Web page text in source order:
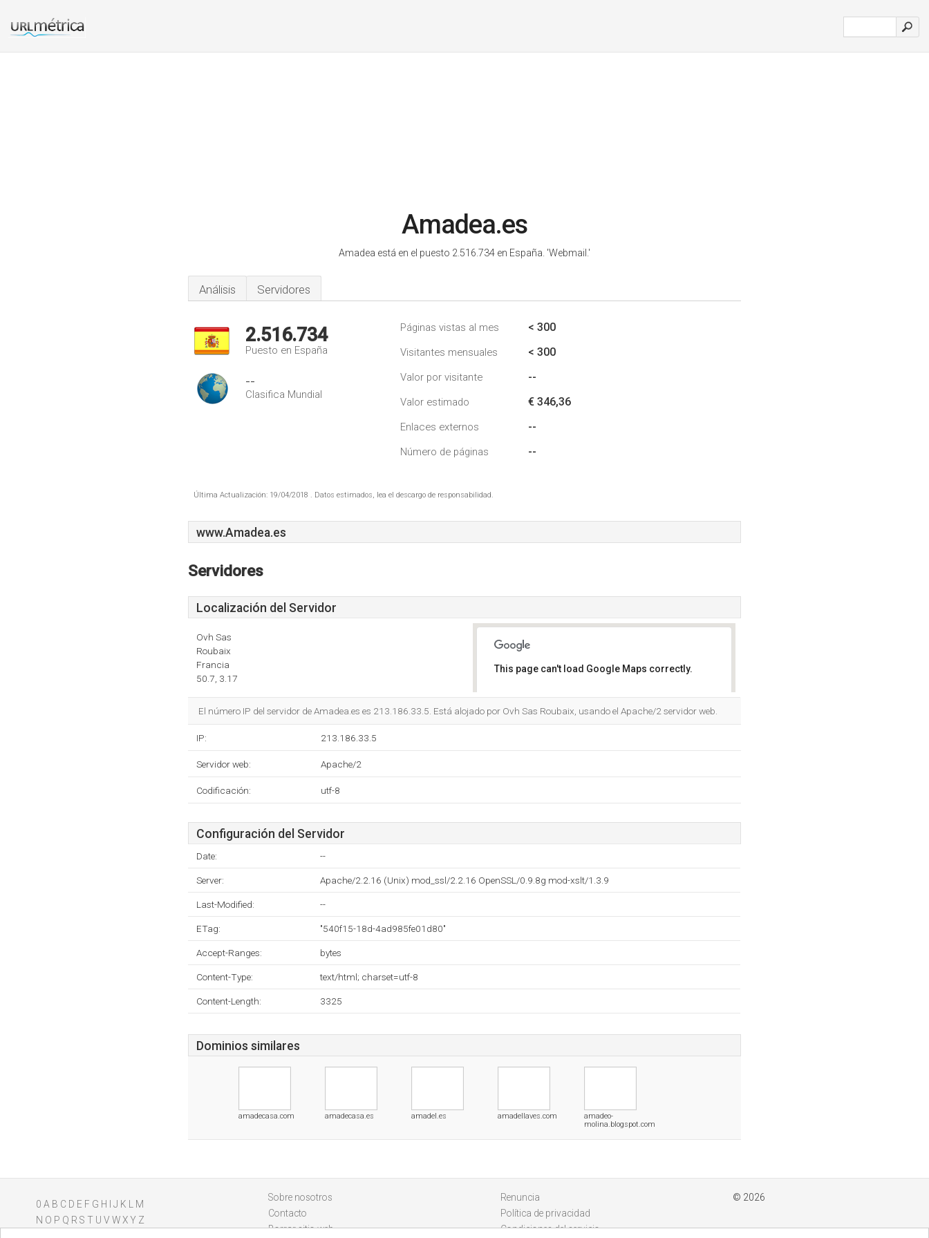
Amadea.es
Amadea está en el puesto 2.516.734 en España. 'Webmail.'
Análisis Servidores
2.516.734
Puesto en España
--
Clasifica Mundial
Páginas vistas al mes < 300
Visitantes mensuales < 300
Valor por visitante --
Valor estimado € 346,36
Enlaces externos --
Número de páginas --
Última Actualización: 19/04/2018 . Datos estimados, lea el descargo de responsabilidad.
www.Amadea.es
Servidores
Localización del Servidor
Ovh Sas
Roubaix
Francia
50.7, 3.17
This page can't load Google Maps correctly.
El número IP del servidor de Amadea.es es 213.186.33.5. Está alojado por Ovh Sas Roubaix, usando el Apache/2 servidor web.
IP: 213.186.33.5
Servidor web: Apache/2
Codificación: utf-8
Configuración del Servidor
Date: --
Server: Apache/2.2.16 (Unix) mod_ssl/2.2.16 OpenSSL/0.9.8g mod-xslt/1.3.9
Last-Modified: --
ETag: "540f15-18d-4ad985fe01d80"
Accept-Ranges: bytes
Content-Type: text/html; charset=utf-8
Content-Length: 3325
Dominios similares
amadecasa.com amadecasa.es amadel.es amadellaves.com
amadeo-
molina.blogspot.com
0 A B C D E F G H J K
M
N O P Q R S T U V WXY Z
Sobre nosotros
Contacto
Borrar sitio web
Renuncia
Política de privacidad
Condiciones del servicio
© 2026